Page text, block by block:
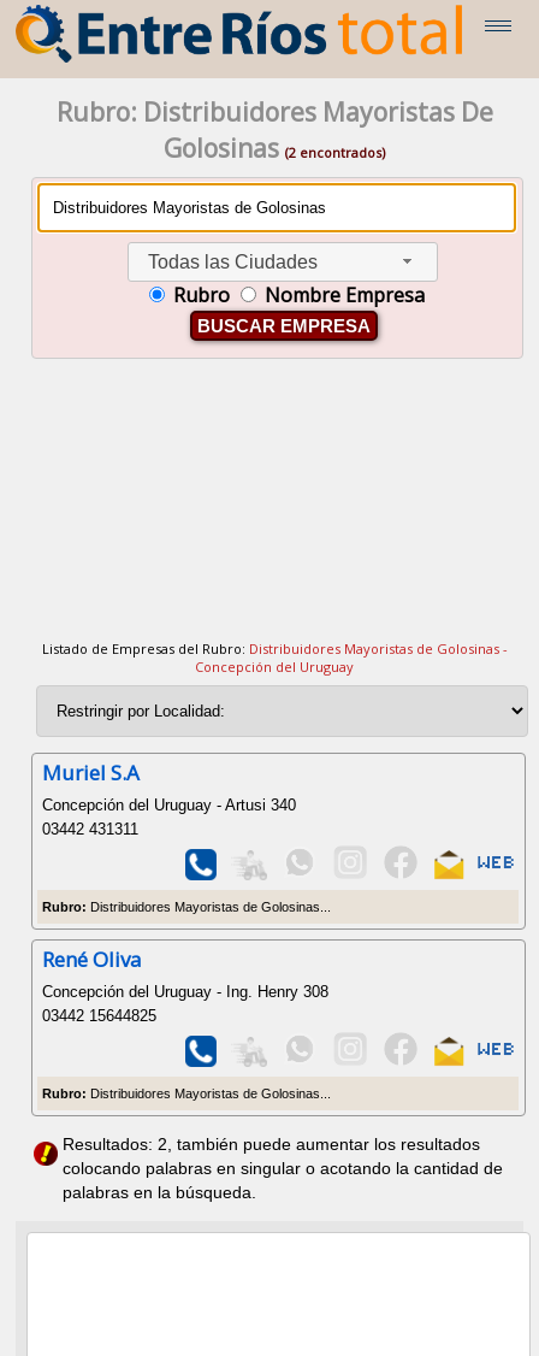
Rubro: Distribuidores Mayoristas De
Golosinas(2 encontrados)
Todas las Ciudades
Rubro Nombre Empresa
BUSCAR EMPRESA
Listado de Empresas del Rubro: Distribuidores Mayoristas de Golosinas -
Concepción del Uruguay
Muriel S.A
Concepción del Uruguay - Artusi 340
03442 431311
Rubro: Distribuidores Mayoristas de Golosinas...
René Oliva
Concepción del Uruguay - Ing. Henry 308
03442 15644825
Rubro: Distribuidores Mayoristas de Golosinas...
Resultados: 2, también puede aumentar los resultados
colocando palabras en singular o acotando la cantidad de
palabras en la búsqueda.